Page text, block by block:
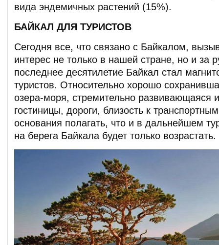
вида эндемичных растений (15%).
БАЙКАЛ ДЛЯ ТУРИСТОВ
Сегодня все, что связано с Байкалом,
интерес не только в нашей стране, но и за
последнее десятилетие Байкал стал
туристов. Относительно хорошо
озера-моря, стремительно развивающаяся
гостиницы, дороги, близость к
основания полагать, что и в дальнейшем
на берега Байкала будет только возрастать.